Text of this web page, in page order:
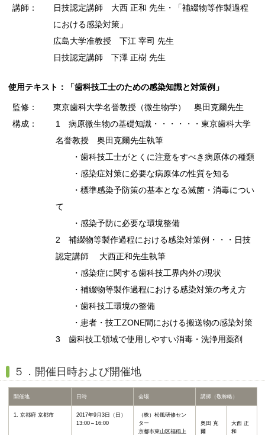
講師：
日技認定講師 大西 正和 先生・「補綴物等作製過程
における感染対策」
広島大学准教授 下江 宰司 先生
日技認定講師 下澤 正樹 先生
使用テキスト：「歯科技工士のための感染知識と対策例」
監修：
東京歯科大学名誉教授（微生物学） 奥田克爾先生
構成：
1 病原微生物の基礎知識・・・・・・東京歯科大学
名誉教授 奥田克爾先生執筆
・歯科技工士がとくに注意をすべき病原体の種類
・感染症対策に必要な病原体の性質を知る
・標準感染予防策の基本となる滅菌・消毒につい
て
・感染予防に必要な環境整備
2 補綴物等製作過程における感染対策例・・・日技
認定講師 大西正和先生執筆
・感染症に関する歯科技工界内外の現状
・補綴物等製作過程における感染対策の考え方
・歯科技工環境の整備
・患者・技工ZONE間における搬送物の感染対策
3 歯科技工領域で使用しやすい消毒・洗浄用薬剤
５．開催日時および開催地
開催地 日時 会場 講師（敬称略）
1. 京都府 京都市
2017年9月3日（日）
13:00～16:00
（株）松風研修セン
ター
京都市東山区福稲上
奥田 克
爾
大西 正
和